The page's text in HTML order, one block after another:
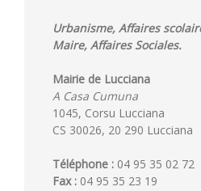
Urbanisme, Affaires
Maire, Affaires Sociales.
Mairie de Lucciana
A Casa Cumuna
1045, Corsu Lucciana
CS 30026, 20 290 Lucciana
Téléphone : 04 95 35 02 72
Fax : 04 95 35 23 19